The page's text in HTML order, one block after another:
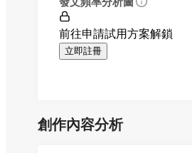
前往申請試用方案解鎖
立即註冊
創作內容分析